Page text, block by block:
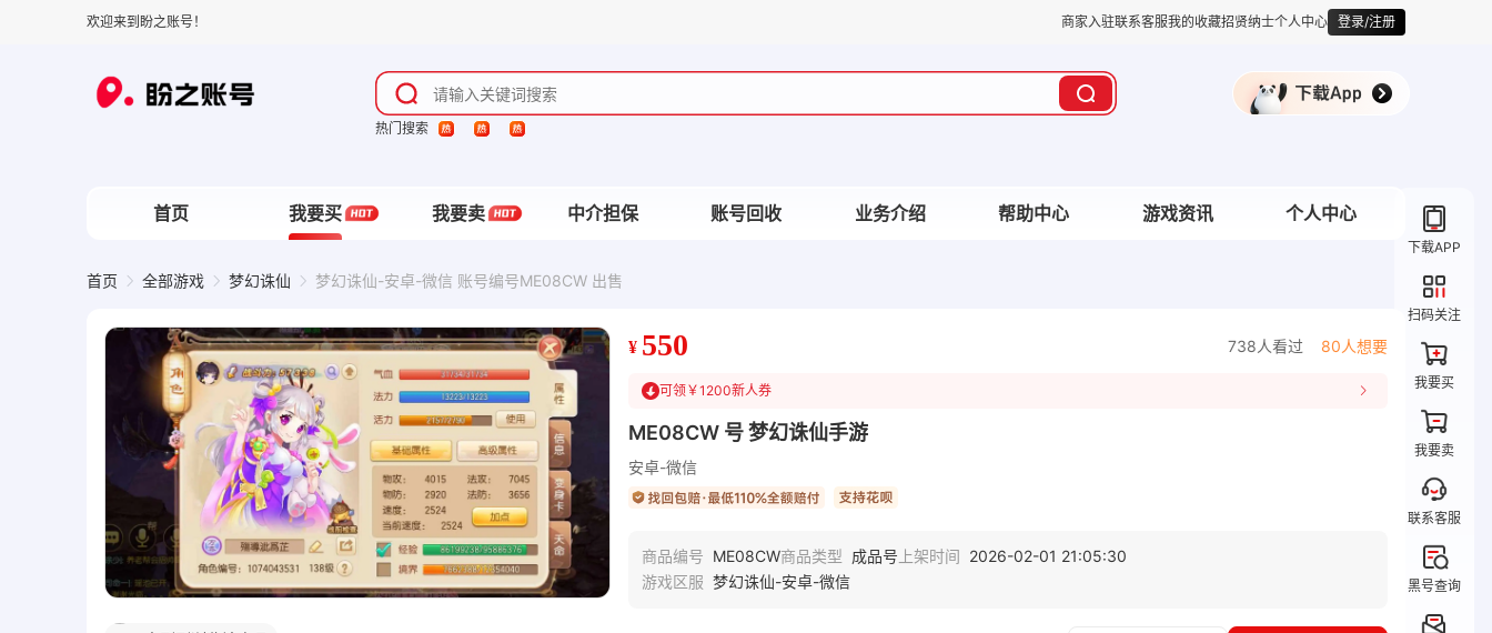
欢迎来到盼之账号！ 商家入驻联系客服我的收藏招贤纳士个人中心 登录/注册
热门搜索
首页 我要买 我要卖 中介担保 账号回收 业务介绍 帮助中心 游戏资讯 个人中心
首页 全部游戏 梦幻诛仙 梦幻诛仙-安卓-微信 账号编号ME08CW 出售
¥ 550 738人看过 80人想要
可领￥1200新人券
ME08CW 号 梦幻诛仙手游
安卓-微信
商品编号 ME08CW商品类型 成品号 上架时间 2026-02-01 21:05:30
游戏区服 梦幻诛仙-安卓-微信
下载APP
扫码关注
我要买
我要卖
联系客服
黑号查询